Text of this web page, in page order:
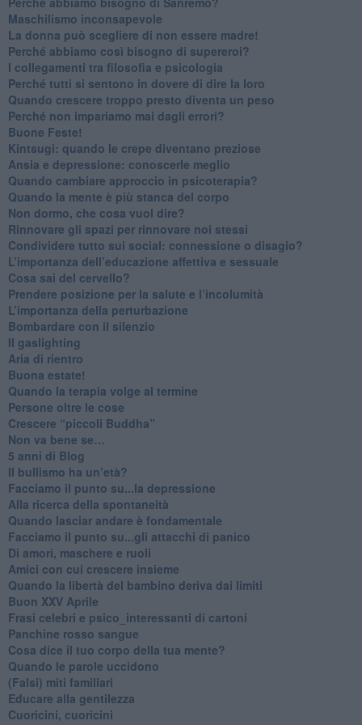
​Maschilismo inconsapevole
​La donna può scegliere di non essere madre!
​Perché abbiamo così bisogno di supereroi?
​I collegamenti tra filosofia e psicologia
​Perché tutti si sentono in dovere di dire la loro
​Quando crescere troppo presto diventa un peso
​Perché non impariamo mai dagli errori?
​Buone Feste!
​Kintsugi: quando le crepe diventano preziose
Ansia e depressione: conoscerle meglio
Quando cambiare approccio in psicoterapia?
​Quando la mente è più stanca del corpo
Non dormo, che cosa vuol dire?
​Rinnovare gli spazi per rinnovare noi stessi
​Condividere tutto sui social: connessione o disagio?
​L’importanza dell’educazione affettiva e sessuale
​Cosa sai del cervello?
Prendere posizione per la salute e l’incolumità
L’importanza della perturbazione
​Bombardare con il silenzio
Il gaslighting
Aria di rientro
Buona estate!
​Quando la terapia volge al termine
​Persone oltre le cose
​Crescere “piccoli Buddha”
Non va bene se…
​5 anni di Blog
​Il bullismo ha un’età?
Facciamo il punto su...la depressione
​Alla ricerca della spontaneità
​Quando lasciar andare è fondamentale
Facciamo il punto su...gli attacchi di panico
Di amori, maschere e ruoli
​Amici con cui crescere insieme
​Quando la libertà del bambino deriva dai limiti
Buon XXV Aprile
​Frasi celebri e psico_interessanti di cartoni
​Panchine rosso sangue
​Cosa dice il tuo corpo della tua mente?
​Quando le parole uccidono
​(Falsi) miti familiari
​Educare alla gentilezza
​Cuoricini, cuoricini